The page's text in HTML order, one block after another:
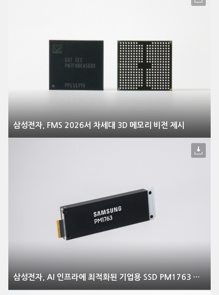
삼성전자, FMS 2026서 차세대 3D 메모리 비전 제시
삼성전자, AI 인프라에 최적화된 기업용 SSD PM1763 양산